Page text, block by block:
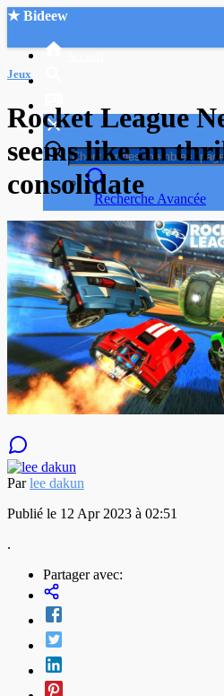
★ Bideew
Recherche Avancée
Mon compte
Connexion
Créer un compte
Mode nuit
Jeux
Rocket League
seems like an
consolidate
Parlee dakun
Publié le 12 Apr 2023 à 02:51
.
Partager avec: